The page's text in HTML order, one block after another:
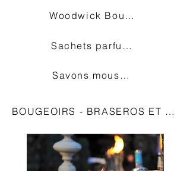
Woodwick Bougies
Sachets parfumés
Savons moussants
BOUGEOIRS - BRASEROS ET